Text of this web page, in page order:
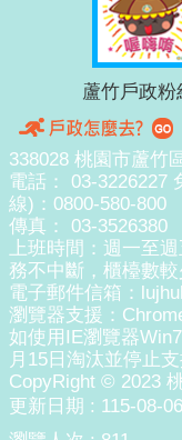
蘆竹戶政粉
338028 桃園市蘆竹
電話： 03-3226227
線)：0800-580-800
傳真： 03-3526380
上班時間：週一至
務不中斷，櫃檯數
電子郵件信箱：
瀏覽器支援：
如使用IE瀏覽器
月15日淘汰並停止支
CopyRight © 2023
更新日期
115-08-06